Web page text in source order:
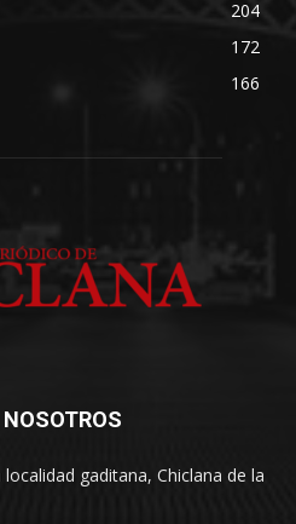
204
172
166
NOSOTROS
gaditana, Chiclana de la